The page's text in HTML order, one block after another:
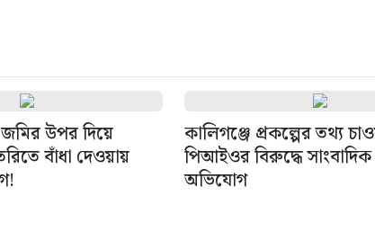
উপর দিয়ে
বাঁধা দেওয়ায়
কালিগঞ্জে প্রকল্পের তথ্য
পিআইওর বিরুদ্ধে সাংবাদিক
অভিযোগ